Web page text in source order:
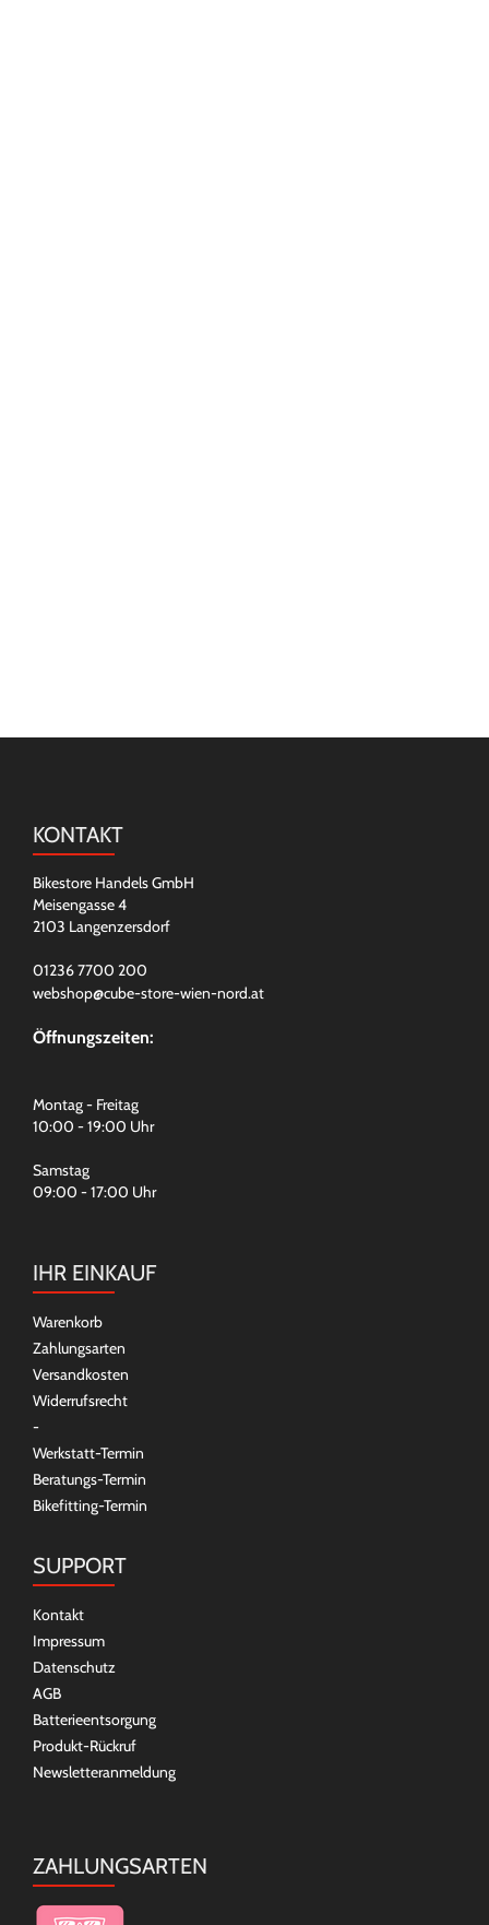
KONTAKT
Bikestore Handels GmbH
Meisengasse 4
2103 Langenzersdorf
01236 7700 200
webshop@cube-store-wien-nord.at
Öffnungszeiten:
Montag - Freitag
10:00 - 19:00 Uhr
Samstag
09:00 - 17:00 Uhr
IHR EINKAUF
Warenkorb
Zahlungsarten
Versandkosten
Widerrufsrecht
-
Werkstatt-Termin
Beratungs-Termin
Bikefitting-Termin
SUPPORT
Kontakt
Impressum
Datenschutz
AGB
Batterieentsorgung
Produkt-Rückruf
Newsletteranmeldung
ZAHLUNGSARTEN